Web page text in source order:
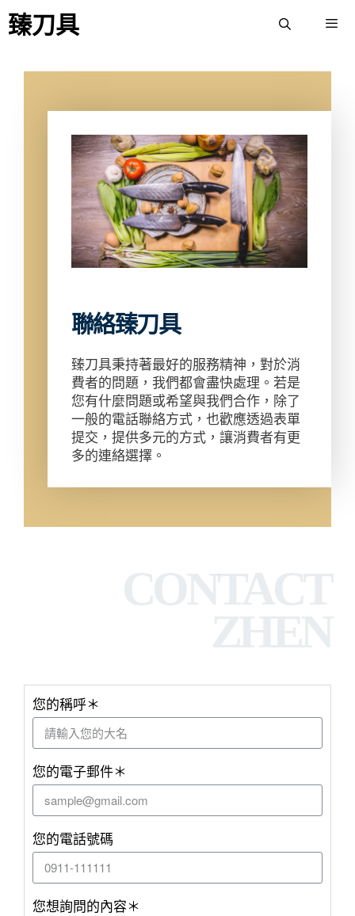
臻刀具
聯絡臻刀具
臻刀具秉持著最好的服務精神，對於消
費者的問題，我們都會盡快處理。若是
您有什麼問題或希望與我們合作，除了
一般的電話聯絡方式，也歡應透過表單
提交，提供多元的方式，讓消費者有更
多的連絡選擇。
CONTACT
ZHEN
您的稱呼＊
您的電子郵件＊
您的電話號碼
您想詢問的內容＊